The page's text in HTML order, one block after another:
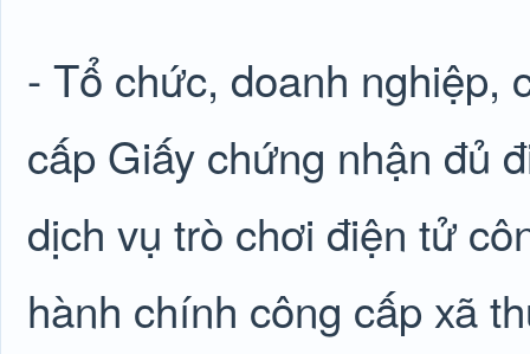
- Tổ chức, doanh nghiệp,
cấp Giấy chứng nhận đủ
dịch vụ trò chơi điện tử
hành chính công cấp xã